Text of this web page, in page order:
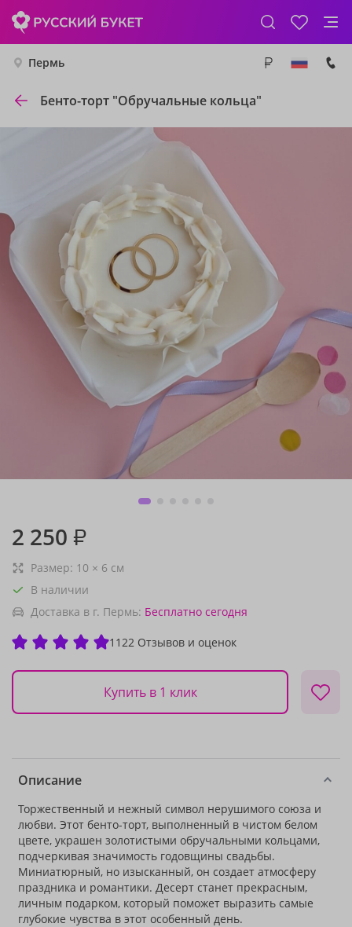
Пермь
Бенто-торт "Обручальные кольца"
2 250 ₽
Размер: 10 × 6 см
В наличии
Доставка в г. Пермь: Бесплатно сегодня
1122 Отзывов и оценок
Купить в 1 клик
Описание
Торжественный и нежный символ нерушимого союза и
любви. Этот бенто-торт, выполненный в чистом белом
цвете, украшен золотистыми обручальными кольцами,
подчеркивая значимость годовщины свадьбы.
Миниатюрный, но изысканный, он создает атмосферу
праздника и романтики. Десерт станет прекрасным,
личным подарком, который поможет выразить самые
глубокие чувства в этот особенный день.